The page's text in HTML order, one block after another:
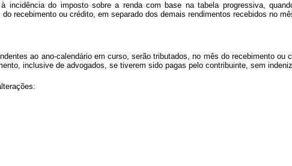
incidência do imposto sobre a renda com base na tabela progressiva,
recebimento ou crédito, em separado dos demais rendimentos recebidos no
ao ano-calendário em curso, serão tributados, no mês do recebimento ou
inclusive de advogados, se tiverem sido pagas pelo contribuinte, sem